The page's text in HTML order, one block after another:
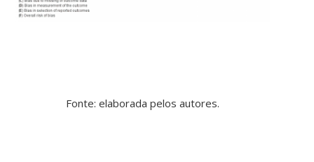
Fonte: elaborada pelos autores.